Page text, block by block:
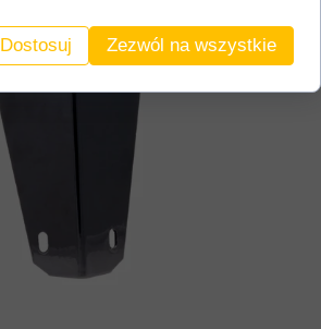
Dostosuj Zezwól na wszystkie